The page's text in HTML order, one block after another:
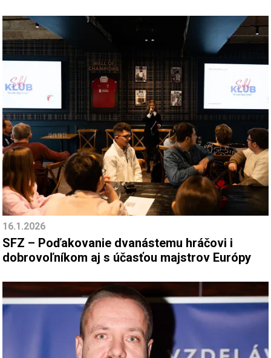
16.1.2026
SFZ – Poďakovanie dvanástemu hráčovi i
dobrovoľníkom aj s účasťou majstrov Európy